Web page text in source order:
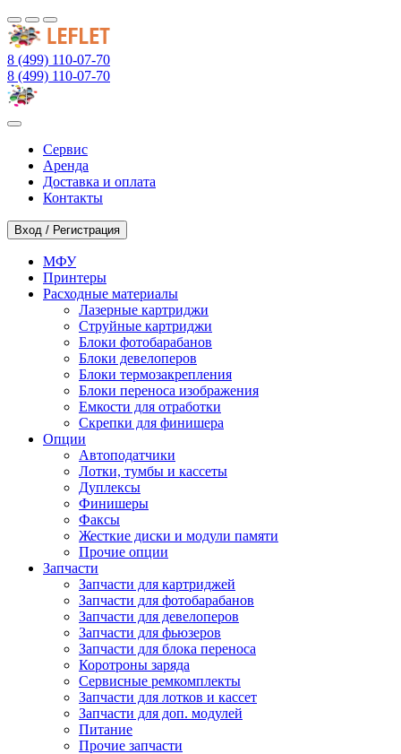
8 (499) 110-07-70
8 (499) 110-07-70
Сервис
Аренда
Доставка и оплата
Контакты
Вход / Регистрация
МФУ
Принтеры
Расходные материалы
Лазерные картриджи
Струйные картриджи
Блоки фотобарабанов
Блоки девелоперов
Блоки термозакрепления
Блоки переноса изображения
Емкости для отработки
Скрепки для финишера
Опции
Автоподатчики
Лотки, тумбы и кассеты
Дуплексы
Финишеры
Факсы
Жесткие диски и модули памяти
Прочие опции
Запчасти
Запчасти для картриджей
Запчасти для фотобарабанов
Запчасти для девелоперов
Запчасти для фьюзеров
Запчасти для блока переноса
Коротроны заряда
Сервисные ремкомплекты
Запчасти для лотков и кассет
Запчасти для доп. модулей
Питание
Прочие запчасти